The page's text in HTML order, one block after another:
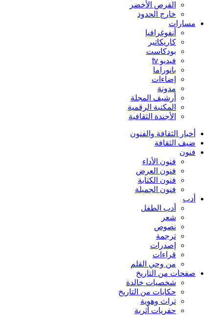
القرص الأخضر
خارج الحدود
مسارات
أنفوغرافيا
كاريكاتير
بودكاست
فيديو tv
بانوراما
إضاءات
مدونة
أرشيف المجلة
المكتبة الرقمية
الأجندة الثقافية
أخبار الثقافة والفنون
ضيف الثقافة
فنون
فنون الأداء
فنون العرض
فنون الكتابة
فنون الجميلة
أدب
أدب الطفل
شعر
نصوص
ترجمة
إصدرات
قراءات
من وحي القلم
صفحات من التاريخ
شخصيات خالدة
حكايات من التاريخ
تراث وهوية
حفريات أثرية